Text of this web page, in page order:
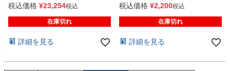
税込価格 ¥23,254税込
在庫切れ
詳細を見る
税込価格 ¥2,200税込
在庫切れ
詳細を見る